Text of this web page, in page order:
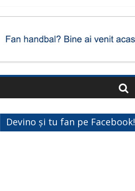
Devino și tu fan pe Facebook!